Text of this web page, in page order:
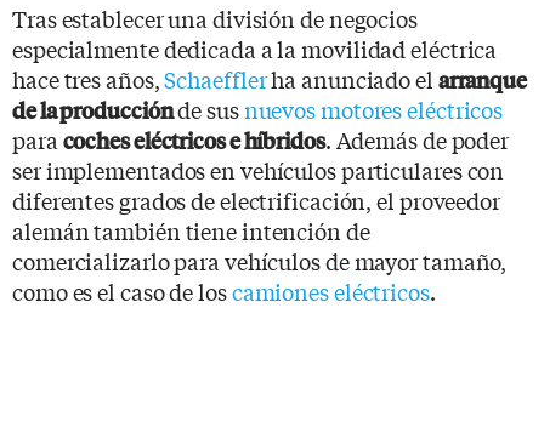
Tras establecer una división de negocios
especialmente dedicada a la movilidad eléctrica
hace tres años,Schaefflerha anunciado el arranque
de la producciónde susnuevos motores eléctricos
para coches eléctricos e híbridos. Además de poder
ser implementados en vehículos particulares con
diferentes grados de electrificación, el proveedor
alemán también tiene intención de
comercializarlo para vehículos de mayor tamaño,
como es el caso de loscamiones eléctricos.